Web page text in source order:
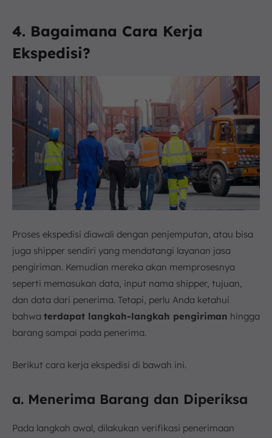
4. Bagaimana Cara Kerja
Ekspedisi?
Proses ekspedisi diawali dengan penjemputan, atau bisa
juga shipper sendiri yang mendatangi layanan jasa
pengiriman. Kemudian mereka akan memprosesnya
seperti memasukan data, input nama shipper, tujuan,
dan data dari penerima. Tetapi, perlu Anda ketahui
bahwa terdapat langkah-langkah pengiriman hingga
barang sampai pada penerima.
Berikut cara kerja ekspedisi di bawah ini.
a. Menerima Barang dan Diperiksa
Pada langkah awal, dilakukan verifikasi penerimaan